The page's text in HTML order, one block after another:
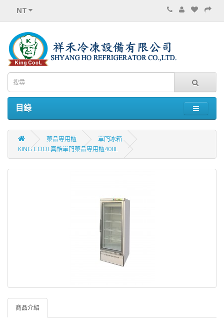
NT
目錄
藥品專用櫃
單門冰箱
KING COOL真酷單門藥品專用櫃400L
商品介紹